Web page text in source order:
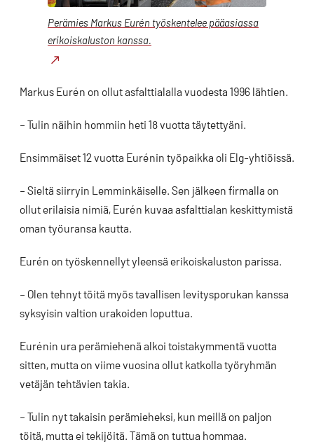
Perämies Markus Eurén työskentelee pääasiassa
erikoiskaluston kanssa.
Markus Eurén on ollut asfalttialalla vuodesta 1996 lähtien.
– Tulin näihin hommiin heti 18 vuotta täytettyäni.
Ensimmäiset 12 vuotta Eurénin työpaikka oli Elg-yhtiöissä.
– Sieltä siirryin Lemminkäiselle. Sen jälkeen firmalla on
ollut erilaisia nimiä, Eurén kuvaa asfalttialan keskittymistä
oman työuransa kautta.
Eurén on työskennellyt yleensä erikoiskaluston parissa.
– Olen tehnyt töitä myös tavallisen levitysporukan kanssa
syksyisin valtion urakoiden loputtua.
Eurénin ura perämiehenä alkoi toistakymmentä vuotta
sitten, mutta on viime vuosina ollut katkolla työryhmän
vetäjän tehtävien takia.
– Tulin nyt takaisin perämieheksi, kun meillä on paljon
töitä, mutta ei tekijöitä. Tämä on tuttua hommaa.